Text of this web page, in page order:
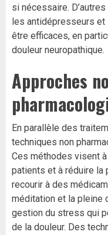
si nécessaire.
les antidépresseurs
être efficaces, en
douleur neuropathique.
Approches
En parallèle des
techniques non
Ces méthodes visent
patients et à réduire la
recourir à des
méditation et la pleine
gestion du stress qui
de la douleur. Des